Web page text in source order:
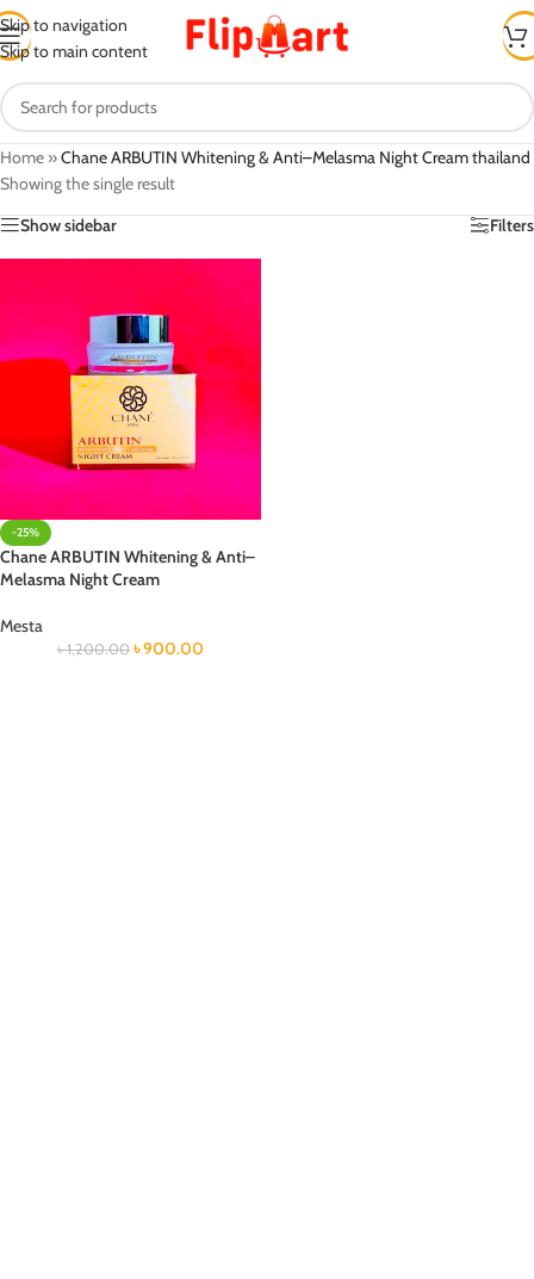
Skip to navigation
Skip to main content
Home »Chane ARBUTIN Whitening & Anti–Melasma Night Cream thailand
Showing the single result
Show sidebar
Filters
-25%
Chane ARBUTIN Whitening & Anti–
Melasma Night Cream
Mesta
৳1,200.00 ৳900.00